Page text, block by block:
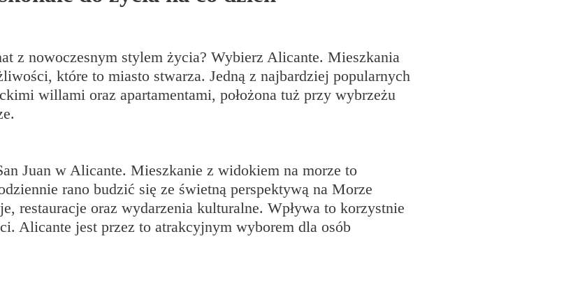
z nowoczesnym stylem życia? Wybierz Alicante. Mieszkania
które to miasto stwarza. Jedną z najbardziej popularnych
willami oraz apartamentami, położona tuż przy wybrzeżu
Juan w Alicante. Mieszkanie z widokiem na morze to
rano budzić się ze świetną perspektywą na Morze
restauracje oraz wydarzenia kulturalne. Wpływa to korzystnie
Alicante jest przez to atrakcyjnym wyborem dla osób